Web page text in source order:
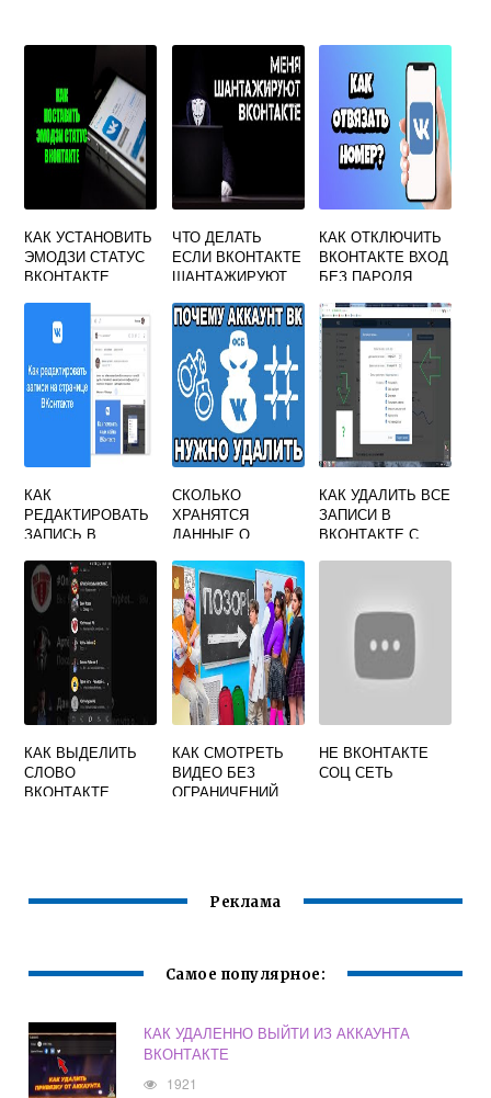
КАК УСТАНОВИТЬ
ЭМОДЗИ СТАТУС
ВКОНТАКТЕ
ЧТО ДЕЛАТЬ
ЕСЛИ ВКОНТАКТЕ
ШАНТАЖИРУЮТ
КАК ОТКЛЮЧИТЬ
ВКОНТАКТЕ ВХОД
БЕЗ ПАРОЛЯ
КАК
РЕДАКТИРОВАТЬ
ЗАПИСЬ В
ВКОНТАКТЕ
АДМИНИСТРАТОР
У ГРУППЫ
СКОЛЬКО
ХРАНЯТСЯ
ДАННЫЕ О
ВКОНТАКТЕ
КАК УДАЛИТЬ ВСЕ
ЗАПИСИ В
ВКОНТАКТЕ С
КАК ВЫДЕЛИТЬ
СЛОВО
ВКОНТАКТЕ
КАК СМОТРЕТЬ
ВИДЕО БЕЗ
ОГРАНИЧЕНИЙ
НЕ ВКОНТАКТЕ
СОЦ СЕТЬ
Реклама
Самое популярное:
КАК УДАЛЕННО ВЫЙТИ ИЗ АККАУНТА
ВКОНТАКТЕ
1921